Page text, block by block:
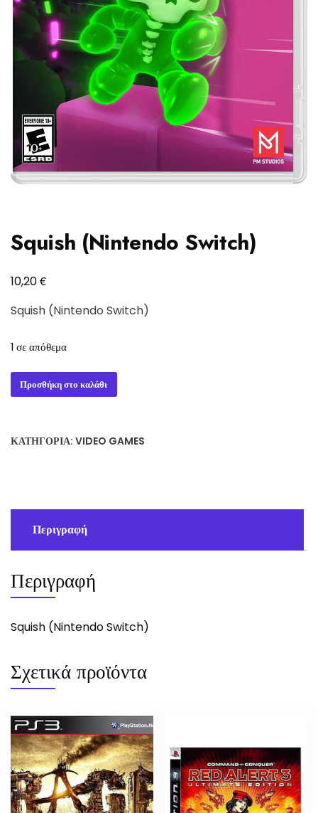
Squish (Nintendo Switch)
10,20€
Squish (Nintendo Switch)
1 σε απόθεμα
Squish
(Nintendo
Προσθήκη στο καλάθι
ΚΑΤΗΓΟΡΊΑ: VIDEO GAMES
Περιγραφή
Περιγραφή
Squish (Nintendo Switch)
Σχετικά προϊόντα